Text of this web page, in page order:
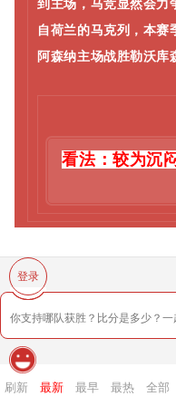
到主场，马竞显然会力
自荷兰的马克列，本赛
阿森纳主场战胜勒沃库
看法：较为沉
登录
刷新 最新 最早 最热 全部